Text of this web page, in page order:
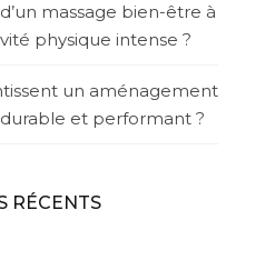
massage bien-être à
physique intense ?
un aménagement
et performant ?
RÉCENTS